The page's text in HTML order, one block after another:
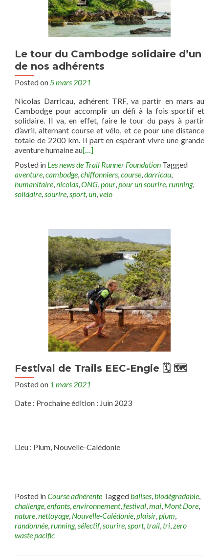
Le tour du Cambodge solidaire d’un
de nos adhérents
Posted on5 mars 2021
Nicolas Darricau, adhérent TRF, va partir en mars au
Cambodge pour accomplir un défi à la fois sportif et
solidaire. Il va, en effet, faire le tour du pays à partir
d’avril, alternant course et vélo, et ce pour une distance
totale de 2200 km. Il part en espérant vivre une grande
aventure humaine au[…]
Posted in Les news de Trail Runner Foundation Tagged
aventure,cambodge,chiffonniers,course,darricau,
humanitaire,nicolas,ONG,pour,pour un sourire,running,
solidaire,sourire,sport,un,velo
Festival de Trails EEC-Engie 🗓 🗺
Posted on 1 mars 2021
Date : Prochaine édition : Juin 2023
Lieu : Plum, Nouvelle-Calédonie
Posted inCourse adhérente Taggedbalises,biodégradable,
challenge,enfants,environnement,festival,mai, Mont Dore,
nature,nettoyage, Nouvelle-Calédonie,plaisir,plum,
randonnée,running,sélectif,sourire,sport,trail,tri,zero
waste pacific